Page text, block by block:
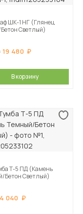
ШК-1 НГ (Глянец
Светлый)
19 480
В корзину
Т-5 ПД (Камень
Бетон Светлый)
4 040